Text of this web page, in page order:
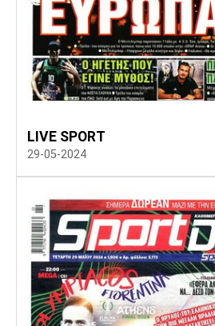
LIVE SPORT
29-05-2024